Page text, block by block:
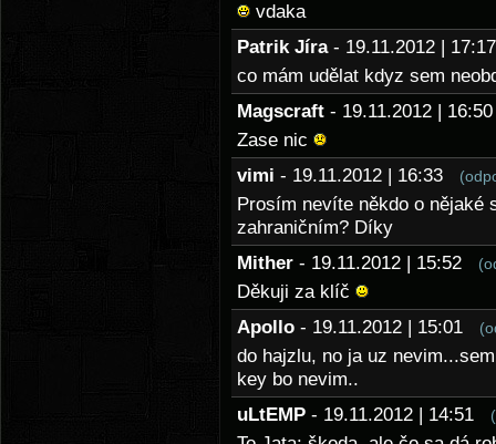
vdaka
Patrik Jíra - 19.11.2012 |
co mám udělat kdyz sem
Magscraft - 19.11.2012 |
Zase nic
vimi - 19.11.2012 | 16:33
Prosím nevíte někdo o nějaké
zahraničním? Díky
Mither - 19.11.2012 | 15:52
Děkuji za klíč
Apollo - 19.11.2012 | 15:01
do hajzlu, no ja uz
key bo nevim..
uLtEMP - 19.11.2012 | 14:51